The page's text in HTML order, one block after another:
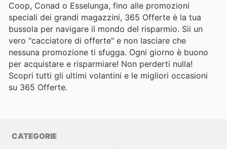
Coop, Conad o Esselunga, fino alle promozioni
speciali dei grandi magazzini, 365 Offerte è la tua
bussola per navigare il mondo del risparmio. Sii un
vero "cacciatore di offerte" e non lasciare che
nessuna promozione ti sfugga. Ogni giorno è buono
per acquistare e risparmiare! Non perderti nulla!
Scopri tutti gli ultimi volantini e le migliori occasioni
su 365 Offerte.
CATEGORIE